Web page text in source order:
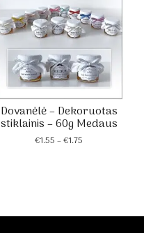
Dovanėlė – Dekoruotas
stiklainis – 60g Medaus
€1.55 –€1.75